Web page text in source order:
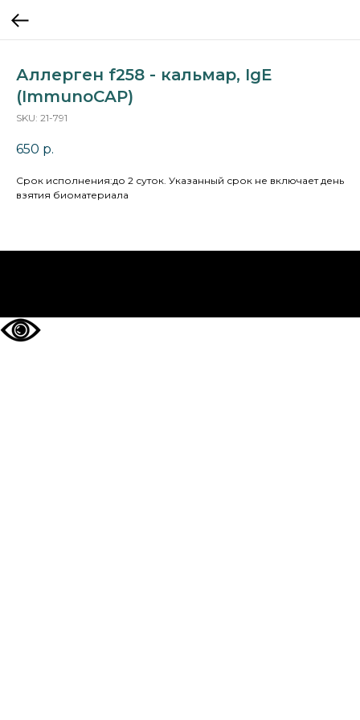
Аллерген f258 - кальмар, IgE
(ImmunoCAP)
SKU: 21-791
650 р.
Cрок исполнения:до 2 суток. Указанный срок не включает день
взятия биоматериала